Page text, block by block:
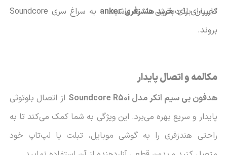
تجربه‌ای لذت‌بخش داشته باشید.
کاربران برایخرید هندزفری anker
به سراغ سری Soundcore
بروند.
مکالمه و اتصال پایدار
هدفون بی سیم انکر مدل Soundcore R50i
از اتصال بلوتوثی
پایدار و سریع بهره می‌برد. این ویژگی به شما کمک می‌کند تا به
راحتی هندزفری را به گوشی موبایل، تبلت یا لپ‌تاپ خود